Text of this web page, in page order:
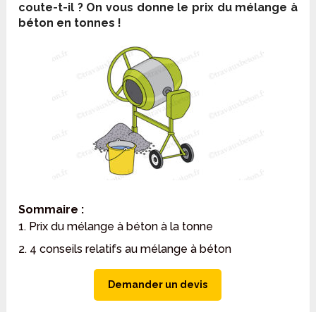
coute-t-il ? On vous donne le prix du mélange à
béton en tonnes !
Sommaire :
1. Prix du mélange à béton à la tonne
2. 4 conseils relatifs au mélange à béton
Demander un devis